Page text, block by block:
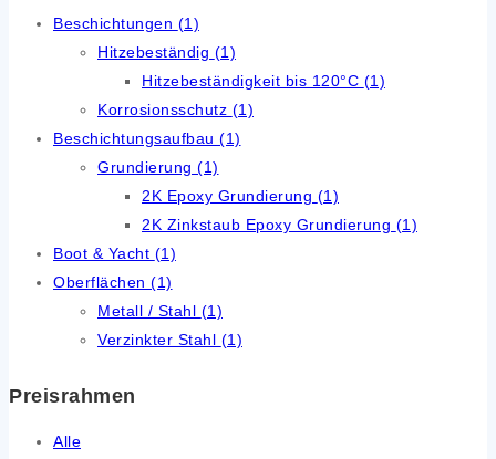
Beschichtungen (1)
Hitzebeständig (1)
Hitzebeständigkeit bis 120°C (1)
Korrosionsschutz (1)
Beschichtungsaufbau (1)
Grundierung (1)
2K Epoxy Grundierung (1)
2K Zinkstaub Epoxy Grundierung (1)
Boot & Yacht (1)
Oberflächen (1)
Metall / Stahl (1)
Verzinkter Stahl (1)
Preisrahmen
Alle